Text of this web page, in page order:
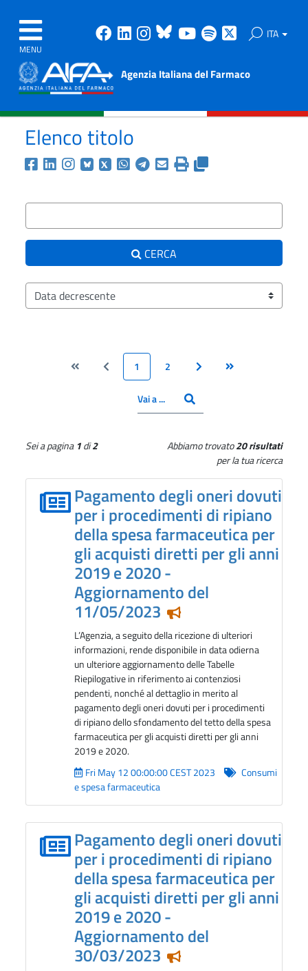
MENU
Facebook
Linkedin
Instagram
Bluesky
Youtube
Spotify ITA
Agenzia Italiana del Farmaco
Elenco titolo
Condividi la ricerca
Testo da ricercare
CERCA
Ordina i risultati per
Vai alla pagina Inizio
Vai alla pagina Precedente
Pagina
1 Pagina
2 Vai alla pagina Successiva
Vai alla pagina Fine
Vai a ...Inserisci il numero pagina
CERCA
Sei a pagina 1di2 Abbiamo trovato20 risultati
per la tua ricerca
Pagamento degli oneri dovuti
per i procedimenti di ripiano
della spesa farmaceutica per
gli acquisti diretti per gli anni
2019 e 2020 -
Aggiornamento del
11/05/2023 Notizia in evidenza
L’Agenzia, a seguito della ricezione di ulteriori
informazioni, rende disponibile in data odierna
un ulteriore aggiornamento delle Tabelle
Riepilogative in riferimento ai contenziosi
pendenti, nonché al dettaglio in merito al
pagamento degli oneri dovuti per i procedimenti
di ripiano dello sfondamento del tetto della spesa
farmaceutica per gli acquisti diretti per gli anni
2019 e 2020.
Fri May 12 00:00:00 CEST 2023
Consumi
e spesa farmaceutica
Pagamento degli oneri dovuti
per i procedimenti di ripiano
della spesa farmaceutica per
gli acquisti diretti per gli anni
2019 e 2020 -
Aggiornamento del
30/03/2023 Notizia in evidenza